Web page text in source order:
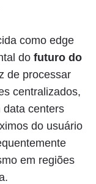
como edge
do futuro do
de processar
centralizados,
data centers
do usuário
em regiões